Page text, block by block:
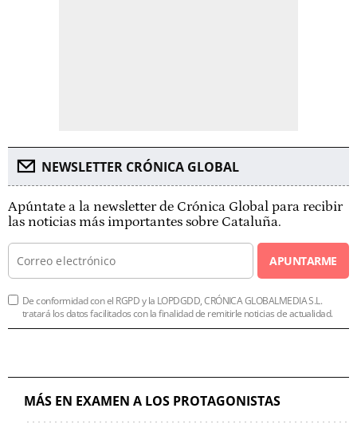
NEWSLETTER CRÓNICA GLOBAL
Apúntate a la newsletter de Crónica Global para recibir
las noticias más importantes sobre Cataluña.
APUNTARME
De conformidad con el RGPD y la LOPDGDD, CRÓNICA GLOBALMEDIA S.L.
tratará los datos facilitados con la finalidad de remitirle noticias de actualidad.
MÁS EN EXAMEN A LOS PROTAGONISTAS